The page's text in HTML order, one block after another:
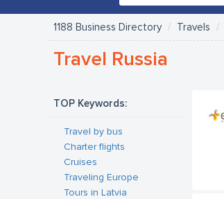
1188 Business Directory Travels
Travel Russia
TOP Keywords:
Travel by bus
Charter flights
Cruises
Traveling Europe
Tours in Latvia